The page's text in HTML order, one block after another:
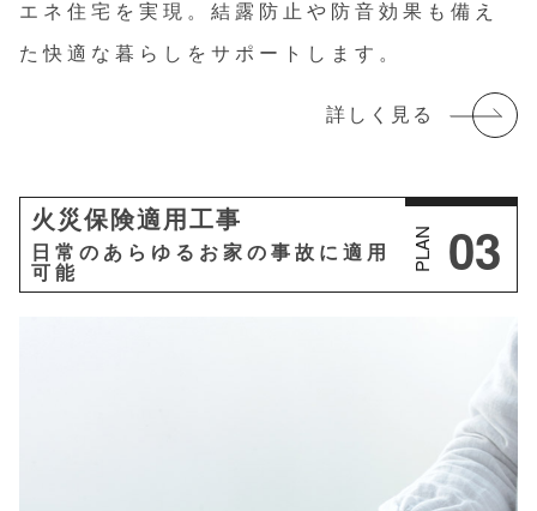
エネ住宅を実現。結露防止や防音効果も備え
た快適な暮らしをサポートします。
詳しく見る
火災保険適用工事
日常のあらゆるお家の事故に適用
可能
PLAN 03